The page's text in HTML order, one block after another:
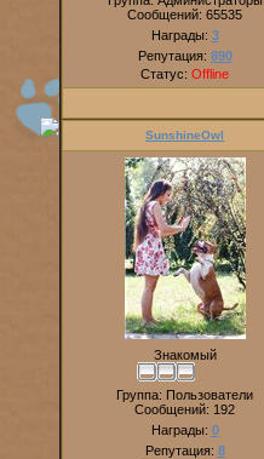
Сообщений: 65535
Награды: 3
Репутация: 890
Статус: Offline
SunshineOwl
Знакомый
Группа: Пользователи
Сообщений: 192
Награды: 0
Репутация: 8